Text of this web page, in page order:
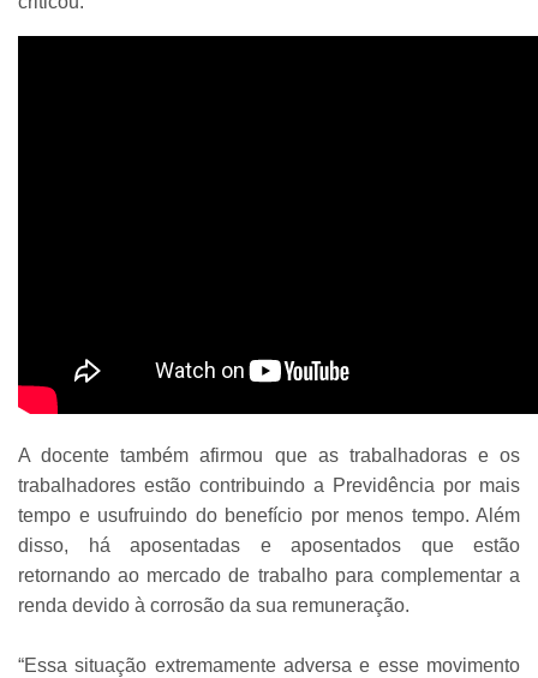
A docente também afirmou que as trabalhadoras e os
trabalhadores estão contribuindo a Previdência por mais
tempo e usufruindo do benefício por menos tempo. Além
disso, há aposentadas e aposentados que estão
retornando ao mercado de trabalho para complementar a
renda devido à corrosão da sua remuneração.
“Essa situação extremamente adversa e esse movimento